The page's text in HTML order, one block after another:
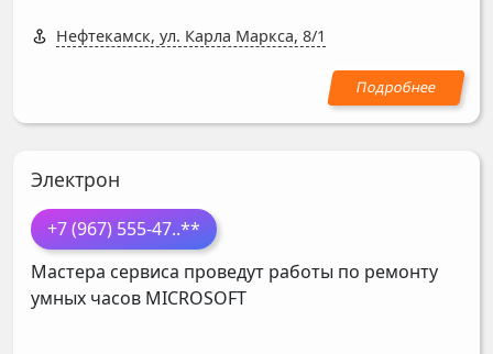
Нефтекамск, ул. Карла Маркса, 8/1
Электрон
+7 (967) 555-47..**
Мастера сервиса проведут работы по ремонту
умных часов MICROSOFT